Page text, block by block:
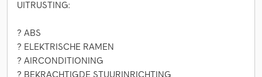
UITRUSTING:
? ABS
? ELEKTRISCHE RAMEN
? AIRCONDITIONING
? BEKRACHTIGDE STUURINRICHTING